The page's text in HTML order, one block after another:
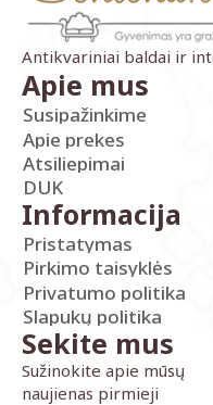
Antikvariniai baldai ir
Apie mus
Susipažinkime
Apie prekes
Atsiliepimai
DUK
Informacija
Pristatymas
Pirkimo taisyklės
Privatumo politika
Slapukų politika
Sekite mus
Sužinokite apie mūsų
naujienas pirmieji